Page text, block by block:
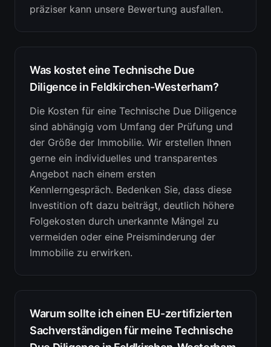
präziser kann unsere Bewertung ausfallen.
Was kostet eine Technische Due
Diligence in Feldkirchen-Westerham?
Die Kosten für eine Technische Due Diligence
sind abhängig vom Umfang der Prüfung und
der Größe der Immobilie. Wir erstellen Ihnen
gerne ein individuelles und transparentes
Angebot nach einem ersten
Kennlerngespräch. Bedenken Sie, dass diese
Investition oft dazu beiträgt, deutlich höhere
Folgekosten durch unerkannte Mängel zu
vermeiden oder eine Preisminderung der
Immobilie zu erwirken.
Warum sollte ich einen EU-zertifizierten
Sachverständigen für meine Technische